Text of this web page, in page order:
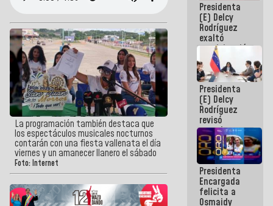
La programación también destaca que
los espectáculos musicales nocturnos
contarán con una fiesta vallenata el día
viernes y un amanecer llanero el sábado
Foto: Internet
Presidenta
(E) Delcy
Rodríguez
exaltó
participación
de
Venezuela
en Juegos
Centroamericanos
y del Caribe
2026
Presidenta
(E) Delcy
Rodríguez
revisó
agenda
económica y
ejecución de
fondos de
emergencia
post-sismos
Presidenta
Encargada
felicita a
Osmaidy